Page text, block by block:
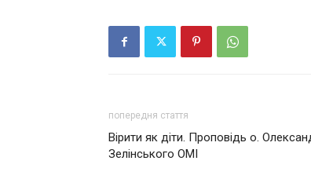
попередня стаття
Вірити як діти. Проповідь о.
Зелінського ОМІ